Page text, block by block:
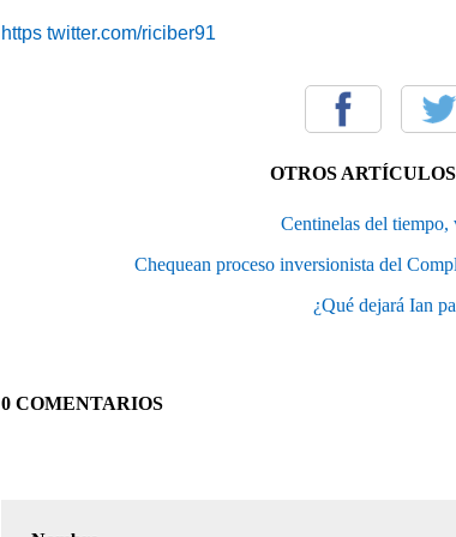
https twitter.com/riciber91
OTROS
Centinelas del
Chequean proceso inversionista del
¿Qué dejará Ian
0 COMENTARIOS